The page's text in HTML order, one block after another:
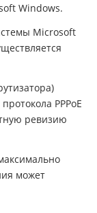
Windows.
Microsoft
PPPoE
ревизию
может